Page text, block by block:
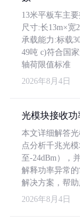
13米平板车主
尺寸:长13m×宽
承载能力:标载
49吨 c)符合国
轴荷限值标准
2026年8月4日
光模块接收功
本文详细解答
点分析千兆光
至-24dBm），
解释功率异常
解决方案，帮助
2026年8月4日